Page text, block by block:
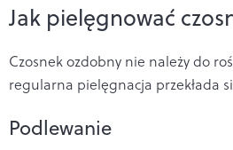
Jak pielęgnować
Czosnek ozdobny nie należy do
regularna pielęgnacja przekłada
Podlewanie